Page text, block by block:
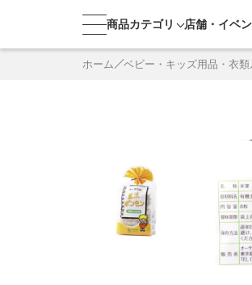
商品カテゴリ 店舗・ イベ
ホーム ベビー・キッズ用品・衣類